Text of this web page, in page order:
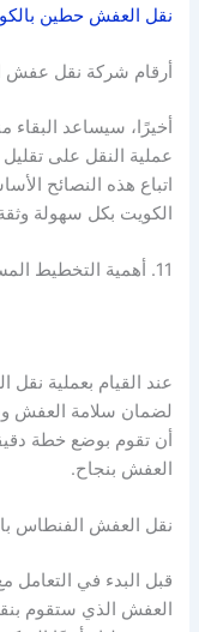
نقل العفش حطين
أرقام شركة نقل عفش
أخيرًا، سيساعد
عملية النقل على
اتباع هذه النصائح
الكويت بكل سهولة
11. أهمية التخطيط المسبق لنقل العفش
عند القيام بعملية نقل
لضمان سلامة العفش
أن تقوم بوضع خطة
العفش بنجاح.
نقل العفش الفنطاس
قبل البدء في
العفش الذي ستقوم